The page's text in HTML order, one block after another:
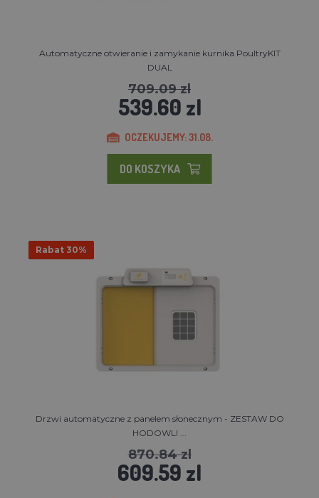
Automatyczne otwieranie i zamykanie kurnika PoultryKIT
DUAL
709.09 zl
539.60 zl
OCZEKUJEMY: 31.08.
DO KOSZYKA
Rabat 30%
Drzwi automatyczne z panelem słonecznym - ZESTAW DO
HODOWLI ...
870.84 zl
609.59 zl